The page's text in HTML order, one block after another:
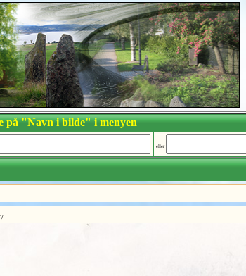
på "Navn i bilde" i menyen
eller